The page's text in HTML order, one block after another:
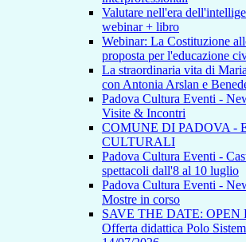
Valutare nell'era
webinar + libro
Webinar: La Costituzione
proposta per l'educazione
La straordinaria vita di
con Antonia Arslan e
Padova Cultura Eventi -
Visite & Incontri
COMUNE DI PADOVA -
CULTURALI
Padova Cultura Eventi -
spettacoli dall'8 al 10 luglio
Padova Cultura Eventi -
Mostre in corso
SAVE THE DATE: OPEN
Offerta didattica Polo